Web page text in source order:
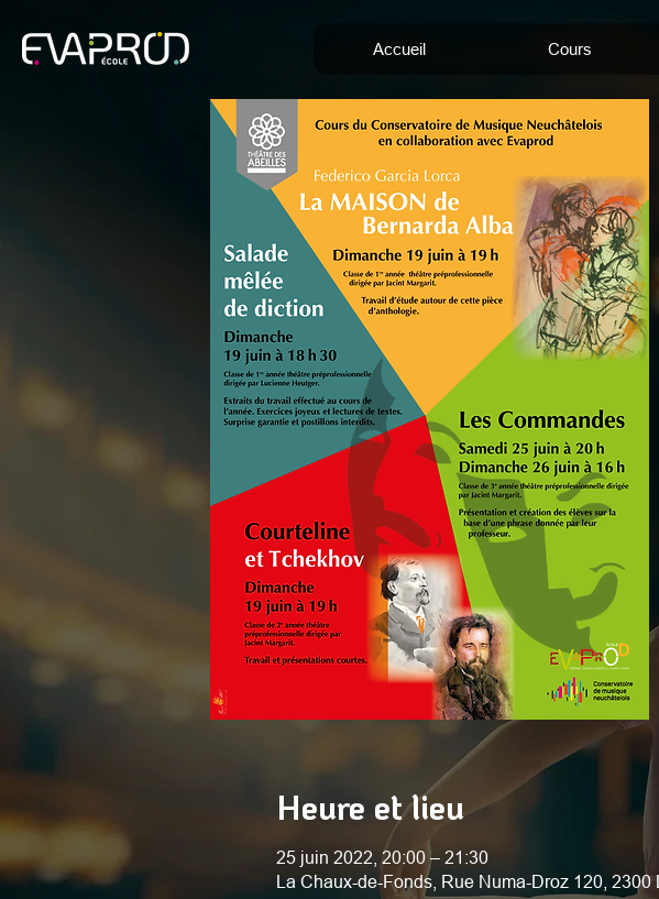
Accueil Cours
Heure et lieu
25 juin 2022, 20:00 – 21:30
La Chaux-de-Fonds, Rue Numa-Droz 120,